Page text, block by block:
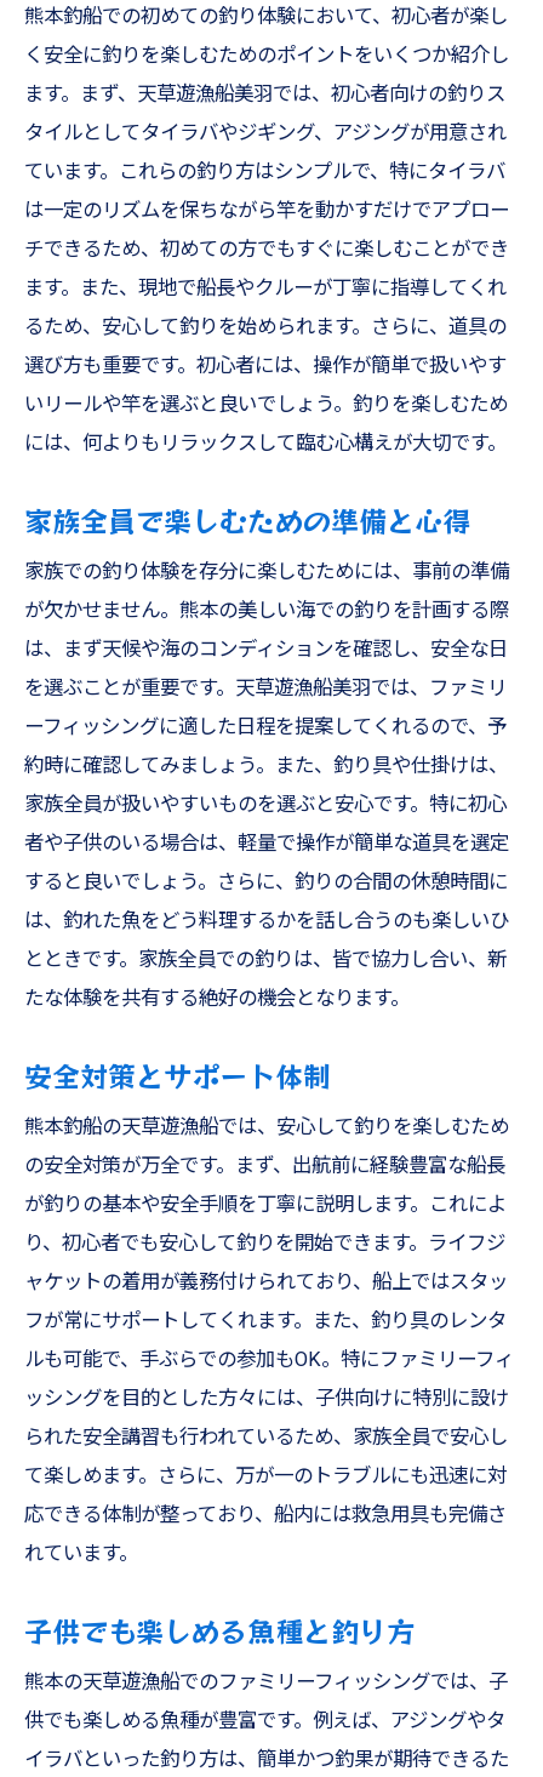
豊富な魚種を狙うためのコツ
経験者が語る成功の秘訣
季節ごとのおすすめ釣りスタイル
タイラバとジギングの相性
遊漁船美羽の魅力と特徴
海上での快適な過ごし方
家族釣りに最適なスポット紹介
船長のおすすめポイント
釣りの後の楽しみ方
初めてでも大丈夫！熊本の海で簡単お手軽フィ
ッシング
初心者に優しい釣りスタイル
手軽に挑戦できる釣り体験
フィッシングに必要な道具と準備
初心者が知っておくべき海の知識
釣りを通じて学ぶ自然の魅力
ヒラメやタチウオを狙う天草のスリリングな釣
り体験
ヒラメ釣りの魅力と攻略法
タチウオ釣りの基本と楽しさ
スリル満点の釣り体験を楽しむ
季節ごとのターゲット魚種
天草の海ならではの釣りの魅力
釣りを通じた自然との触れ合い
思い出に残る釣り体験のコツ
家族で過ごす特別な時間
写真に残す美しい風景と瞬間
釣りの後に楽しむ熊本の観光
釣り仲間との交流と情報共有
初心者からベテランまで！熊本釣船で充実の釣
ビギナー向けの釣り計画
ベテランが楽しむための工夫
釣り技術を磨くためのヒント
熊本釣船での初めての釣り体験において、初心者が楽し
く安全に釣りを楽しむためのポイントをいくつか紹介し
ます。まず、天草遊漁船美羽では、初心者向けの釣りス
タイルとしてタイラバやジギング、アジングが用意され
ています。これらの釣り方はシンプルで、特にタイラバ
は一定のリズムを保ちながら竿を動かすだけでアプロー
チできるため、初めての方でもすぐに楽しむことができ
ます。また、現地で船長やクルーが丁寧に指導してくれ
るため、安心して釣りを始められます。さらに、道具の
選び方も重要です。初心者には、操作が簡単で扱いやす
いリールや竿を選ぶと良いでしょう。釣りを楽しむため
には、何よりもリラックスして臨む心構えが大切です。
家族全員で楽しむための準備と心得
家族での釣り体験を存分に楽しむためには、事前の準備
が欠かせません。熊本の美しい海での釣りを計画する際
は、まず天候や海のコンディションを確認し、安全な日
を選ぶことが重要です。天草遊漁船美羽では、ファミリ
ーフィッシングに適した日程を提案してくれるので、予
約時に確認してみましょう。また、釣り具や仕掛けは、
家族全員が扱いやすいものを選ぶと安心です。特に初心
者や子供のいる場合は、軽量で操作が簡単な道具を選定
すると良いでしょう。さらに、釣りの合間の休憩時間に
は、釣れた魚をどう料理するかを話し合うのも楽しいひ
とときです。家族全員での釣りは、皆で協力し合い、新
たな体験を共有する絶好の機会となります。
安全対策とサポート体制
熊本釣船の天草遊漁船では、安心して釣りを楽しむため
の安全対策が万全です。まず、出航前に経験豊富な船長
が釣りの基本や安全手順を丁寧に説明します。これによ
り、初心者でも安心して釣りを開始できます。ライフジ
ャケットの着用が義務付けられており、船上ではスタッ
フが常にサポートしてくれます。また、釣り具のレンタ
ルも可能で、手ぶらでの参加もOK。特にファミリーフィ
ッシングを目的とした方々には、子供向けに特別に設け
られた安全講習も行われているため、家族全員で安心し
て楽しめます。さらに、万が一のトラブルにも迅速に対
応できる体制が整っており、船内には救急用具も完備さ
れています。
子供でも楽しめる魚種と釣り方
熊本の天草遊漁船でのファミリーフィッシングでは、子
供でも楽しめる魚種が豊富です。例えば、アジングやタ
イラバといった釣り方は、簡単かつ釣果が期待できるた